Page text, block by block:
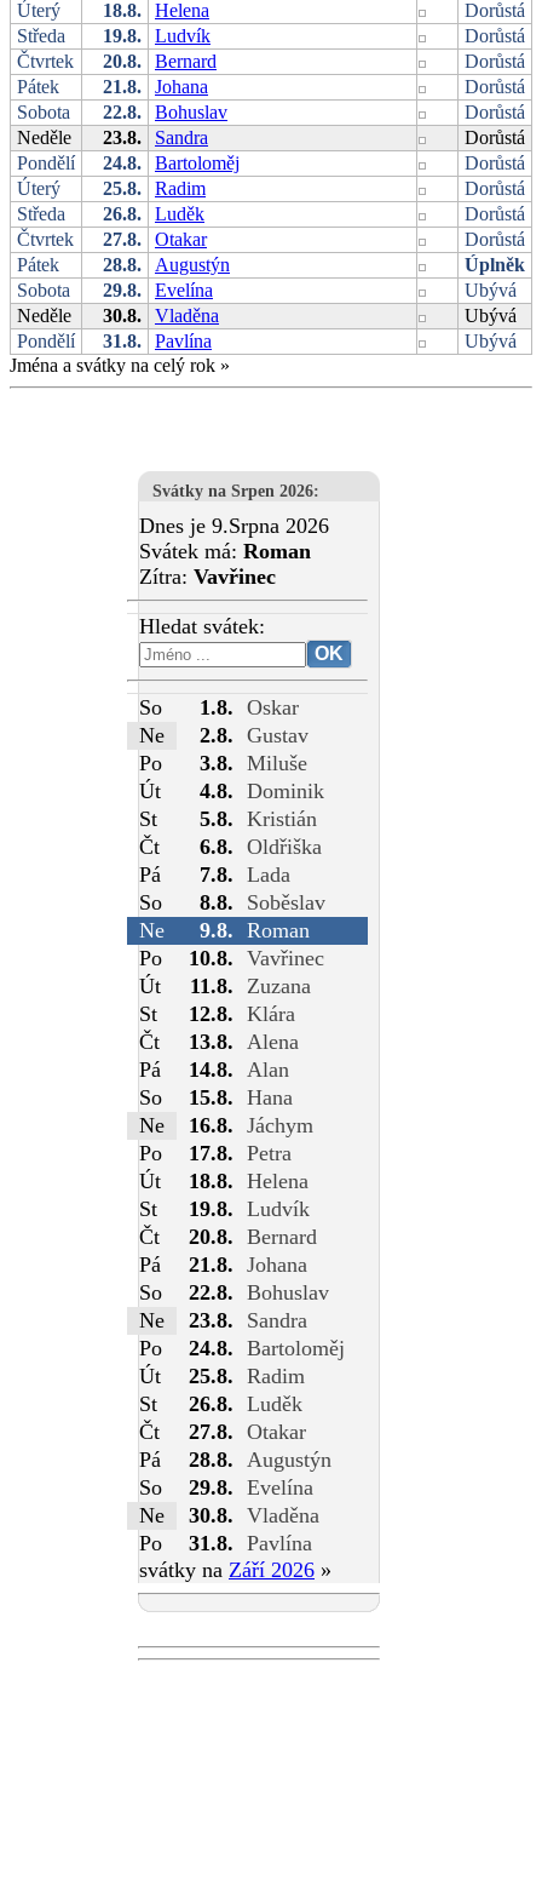
Úterý 18.8. Helena
Dorůstá
Středa
19.8. Ludvík
Dorůstá
Čtvrtek
20.8. Bernard
Dorůstá
Pátek
21.8. Johana
Dorůstá
Sobota
22.8. Bohuslav
Dorůstá
Neděle
23.8. Sandra
Dorůstá
Pondělí
24.8. Bartoloměj
Dorůstá
Úterý
25.8. Radim
Dorůstá
Středa
26.8. Luděk
Dorůstá
Čtvrtek
27.8. Otakar
Dorůstá
Pátek
28.8. Augustýn
Úplněk
Sobota
29.8. Evelína
Ubývá
Neděle
30.8. Vladěna
Ubývá
Pondělí
31.8. Pavlína
Ubývá
Jména a svátky na celý rok »
Svátky na Srpen 2026:
Dnes je 9.Srpna 2026
Svátek má: Roman
Zítra: Vavřinec
Hledat svátek:
So 1.8. Oskar
Ne
2.8. Gustav
Po
3.8. Miluše
Út
4.8. Dominik
St
5.8. Kristián
Čt
6.8. Oldřiška
Pá
7.8. Lada
So
8.8.
Soběslav
Ne
9.8. Roman
Po
10.8. Vavřinec
Út
11.8.
Zuzana
St
12.8. Klára
Čt
13.8.
Alena
Pá
14.8.
Alan
So
15.8. Hana
Ne
16.8. Jáchym
Po
17.8. Petra
Út
18.8. Helena
St
19.8. Ludvík
Čt
20.8. Bernard
Pá
21.8. Johana
So
22.8. Bohuslav
Ne
23.8.
Sandra
Po
24.8. Bartoloměj
Út
25.8. Radim
St
26.8. Luděk
Čt
27.8. Otakar
Pá
28.8.
Augustýn
So
29.8. Evelína
Ne
30.8. Vladěna
Po
31.8. Pavlína
svátky na Září 2026 »